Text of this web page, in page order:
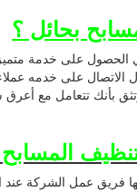
بحائل ؟
على خدمة متميزة
بأنك تتعامل مع أعرق
عمل الشركة عند